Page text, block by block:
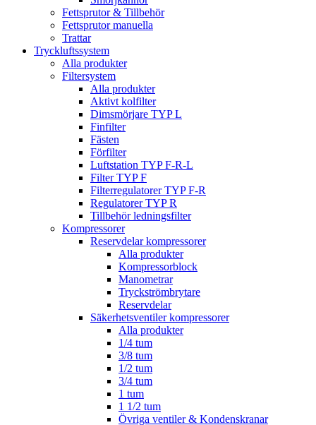
Fettsprutor & Tillbehör
Fettsprutor manuella
Trattar
Tryckluftssystem
Alla produkter
Filtersystem
Alla produkter
Aktivt kolfilter
Dimsmörjare TYP L
Finfilter
Fästen
Förfilter
Luftstation TYP F-R-L
Filter TYP F
Filterregulatorer TYP F-R
Regulatorer TYP R
Tillbehör ledningsfilter
Kompressorer
Reservdelar kompressorer
Alla produkter
Kompressorblock
Manometrar
Tryckströmbrytare
Reservdelar
Säkerhetsventiler kompressorer
Alla produkter
1/4 tum
3/8 tum
1/2 tum
3/4 tum
1 tum
1 1/2 tum
Övriga ventiler & Kondenskranar